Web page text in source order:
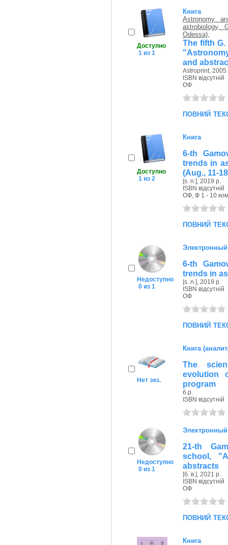
Доступно
1 из 1
Книга
Astronomy
astrobiology,
Odessa),
The fifth
and
Astroprint, 2005
ISBN відсутній
ОФ
повний
Доступно
1 из 2
Книга
6-th
trends in
(Aug., 11-
[s. n.], 2019 р.
ISBN відсутній
ОФ, Ф 1 - 10
повний
Недоступно
0 из 1
Электронный
6-th
trends in
[s. n.], 2019 р.
ISBN відсутній
ОФ
повний
Нет экз.
Книга
The
evolution
program
б.р.
ISBN відсутній
Недоступно
0 из 1
Электронный
21-th
school,
abstracts
[б. в.], 2021 р.
ISBN відсутній
ОФ
повний
Книга